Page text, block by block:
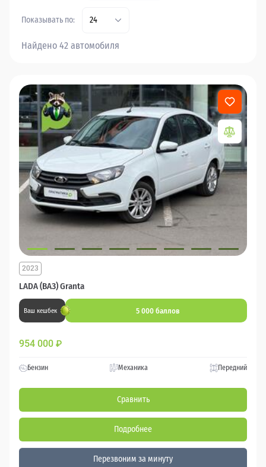
Показывать по: 24
Найдено 42 автомобиля
LADA (ВАЗ) Granta
2023
Ваш кешбек 5 000 баллов
954 000 ₽
Бензин Механика Передний
Сравнить
Подробнее
Перезвоним за минуту